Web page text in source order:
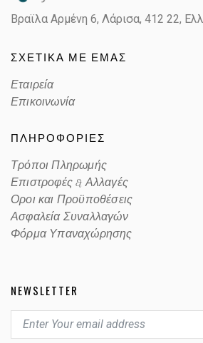
Lens Color
Color code
Βραϊλα Αρμένη 6, Λάρισα, 412 22,
ΣΧΕΤΙΚΑ ΜΕ ΕΜΑΣ
Εταιρεία
Επικοινωνία
ΠΛΗΡΟΦΟΡΙΕΣ
Τρόποι Πληρωμής
Επιστροφές & Αλλαγές
Οροι και Προϋποθέσεις
Ασφαλεία Συναλλαγών
Φόρμα Υπαναχώρησης
NEWSLETTER